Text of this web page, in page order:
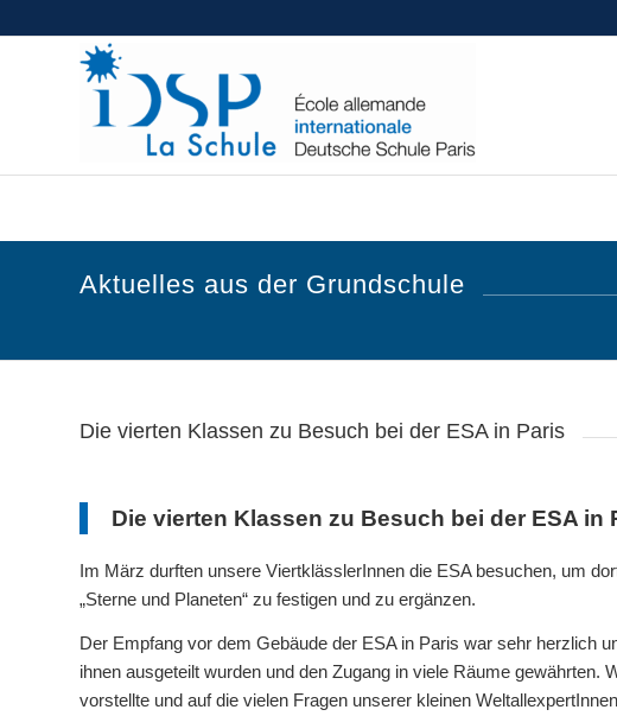
Aktuelles aus der Grundschule
Die vierten Klassen zu Besuch bei der ESA in Paris
Die vierten Klassen zu Besuch bei der ESA in
Im März durften unsere ViertklässlerInnen die ESA besuchen, um
„Sterne und Planeten“ zu festigen und zu ergänzen.
Der Empfang vor dem Gebäude der ESA in Paris war sehr herzlich
ihnen ausgeteilt wurden und den Zugang in viele Räume gewährten.
vorstellte und auf die vielen Fragen unserer kleinen